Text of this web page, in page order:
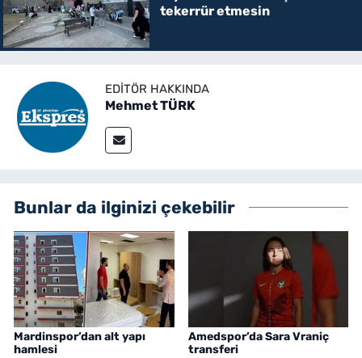
tekerrür etmesin
EDITÖR HAKKINDA
Mehmet TÜRK
Bunlar da ilginizi çekebilir
Mardinspor’dan alt yapı
hamlesi
Amedspor’da Sara Vraniç
transferi